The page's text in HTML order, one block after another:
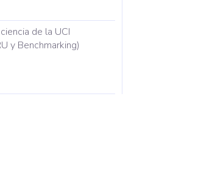
de la UCI
y Benchmarking)